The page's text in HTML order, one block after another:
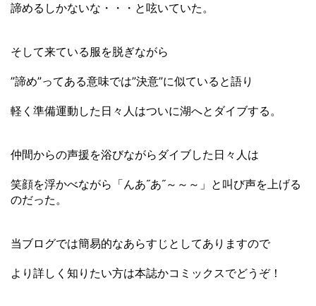
諦めるしかないな・・・と呟いていた。
そして来ている服を脱ぎながら
”諦め”ってある意味では”決意”に似ていると語り
軽く準備運動した日々人はついに湖へとダイブする。
仲間からの声援を浴びながらダイブした日々人は
笑顔を浮かべながら「んあ˝あ˝～～～」と叫び声を上げる
のだった。
当ブログでは簡易的なあらすじとしてありますので
より詳しく知りたい方は本誌かコミックスでどうぞ！